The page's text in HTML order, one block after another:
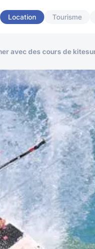
Location Tourisme
avec des cours de